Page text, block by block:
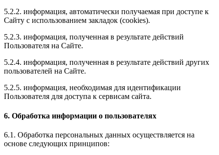
5.2.2. информация, автоматически получаемая при доступе к
Сайту с использованием закладок (cookies).
5.2.3. информация, полученная в результате действий
Пользователя на Сайте.
5.2.4. информация, полученная в результате действий других
пользователей на Сайте.
5.2.5. информация, необходимая для идентификации
Пользователя для доступа к сервисам сайта.
6. Обработка информации о пользователях
6.1. Обработка персональных данных осуществляется на
основе следующих принципов: